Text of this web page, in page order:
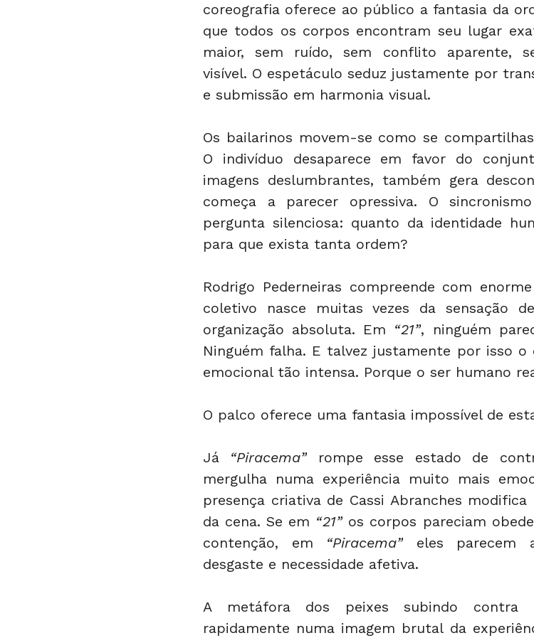
coreografia oferece ao público a fantasia da
que todos os corpos encontram seu lugar
maior, sem ruído, sem conflito aparente,
visível. O espetáculo seduz justamente por
e submissão em harmonia visual.
Os bailarinos movem-se como se
O indivíduo desaparece em favor do
imagens deslumbrantes, também gera
começa a parecer opressiva. O
pergunta silenciosa: quanto da identidade
para que exista tanta ordem?
Rodrigo Pederneiras compreende com
coletivo nasce muitas vezes da sensação
organização absoluta. Em “21”, ninguém
Ninguém falha. E talvez justamente por isso o
emocional tão intensa. Porque o ser humano
O palco oferece uma fantasia impossível de
Já “Piracema” rompe esse estado de
mergulha numa experiência muito mais
presença criativa de Cassi Abranches
da cena. Se em “21” os corpos pareciam
contenção, em “Piracema” eles parecem
desgaste e necessidade afetiva.
A metáfora dos peixes subindo contra
rapidamente numa imagem brutal da